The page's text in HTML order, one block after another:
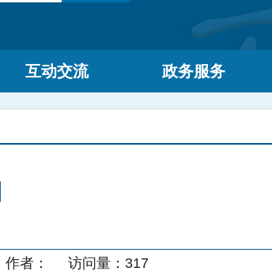
互动交流 政务服务
作者： 访问量： 317